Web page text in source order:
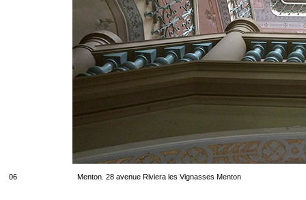
06 Menton. 28 avenue Riviera les Vignasses Menton